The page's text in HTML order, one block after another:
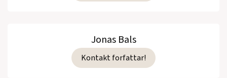
Jonas Bals
Kontakt forfattar!